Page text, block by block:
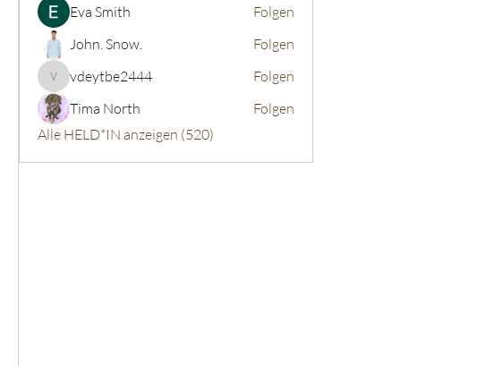
Eva Smith
Folgen
John. Snow.
Folgen
vdeytbe2444
vdeytbe2444
Folgen
Tima North
Folgen
Alle HELD*IN anzeigen (520)